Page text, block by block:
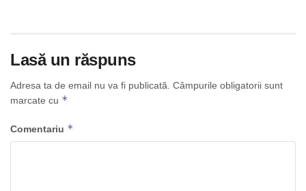
Lasă un răspuns
Adresa ta de email nu va fi publicată. Câmpurile obligatorii sunt
marcate cu *
Comentariu *